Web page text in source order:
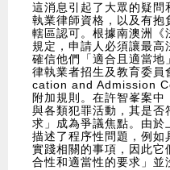
這消息引起了大眾的疑問
執業律師資格，以及有抱
轄區認可。根據南澳洲
規定，申請人必須讓最
確信他們「適合且適當地
律執業者招生及教育委
cation and Admission
附加規則。在許智峯案
與各類犯罪活動，其是否
求」成為爭議焦點。由
描述了程序性問題，例如
實踐相關的事項，因此它
合性和適當性的要求」並